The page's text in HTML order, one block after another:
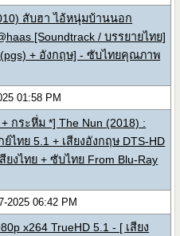
สับฮา ไอ้หนุ่มบ้านนอก
[Soundtrack / บรรยายไทย]
(pgs) + อังกฤษ] - ซับไทยคุณภาพ
01:58 PM
กระหึ่ม *] The Nun (2018) :
ไทย 5.1 + เสียงอังกฤษ DTS-HD
ยงไทย + ซับไทย From Blu-Ray
2025 06:42 PM
x264 TrueHD 5.1 - [ เสียง